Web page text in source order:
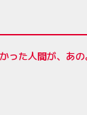
た人間が、あの